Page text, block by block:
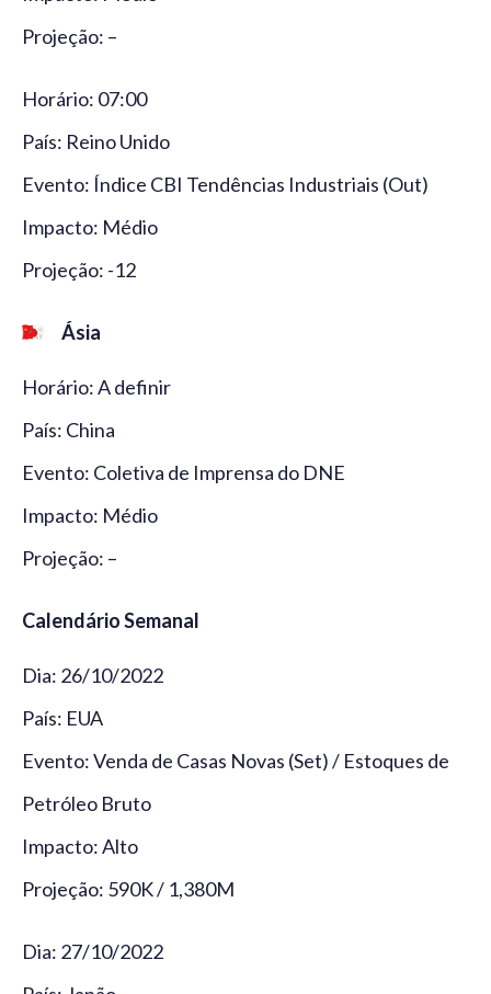
Projeção: –
Horário: 07:00
País: Reino Unido
Evento: Índice CBI Tendências Industriais (Out)
Impacto: Médio
Projeção: -12
Ásia
Horário: A definir
País: China
Evento: Coletiva de Imprensa do DNE
Impacto: Médio
Projeção: –
Calendário Semanal
Dia: 26/10/2022
País: EUA
Evento: Venda de Casas Novas (Set) / Estoques de
Petróleo Bruto
Impacto: Alto
Projeção: 590K / 1,380M
Dia: 27/10/2022